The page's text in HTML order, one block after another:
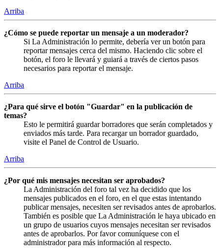
Arriba
¿Cómo se puede reportar un mensaje a un moderador?
Si La Administración lo permite, debería ver un botón para
reportar mensajes cerca del mismo. Haciendo clic sobre el
botón, el foro le llevará y guiará a través de ciertos pasos
necesarios para reportar el mensaje.
Arriba
¿Para qué sirve el botón "Guardar" en la publicación de
temas?
Esto le permitirá guardar borradores que serán completados y
enviados más tarde. Para recargar un borrador guardado,
visite el Panel de Control de Usuario.
Arriba
¿Por qué mis mensajes necesitan ser aprobados?
La Administración del foro tal vez ha decidido que los
mensajes publicados en el foro, en el que estas intentando
publicar mensajes, necesiten ser revisados antes de aprobarlos.
También es posible que La Administración le haya ubicado en
un grupo de usuarios cuyos mensajes necesitan ser revisados
antes de aprobarlos. Por favor comuníquese con el
administrador para más información al respecto.